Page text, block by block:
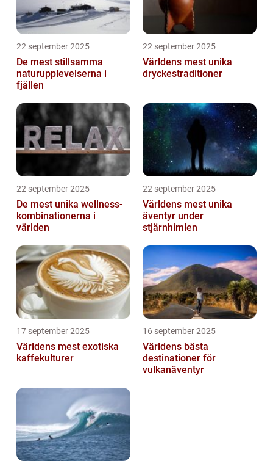
22 september 2025
De mest stillsamma
naturupplevelserna i
fjällen
22 september 2025
Världens mest unika
dryckestraditioner
22 september 2025
De mest unika wellness-
kombinationerna i
världen
22 september 2025
Världens mest unika
äventyr under
stjärnhimlen
17 september 2025
Världens mest exotiska
kaffekulturer
16 september 2025
Världens bästa
destinationer för
vulkanäventyr